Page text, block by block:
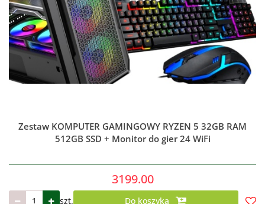
Zestaw KOMPUTER GAMINGOWY RYZEN 5 32GB RAM
512GB SSD + Monitor do gier 24 WiFi
3199.00
szt. Do koszyka